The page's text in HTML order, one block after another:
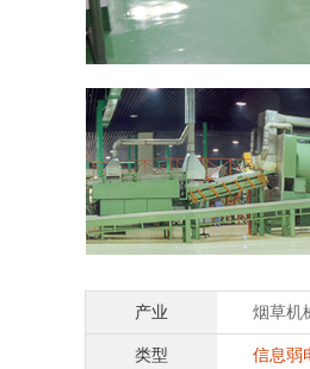
产业 烟草机
类型 信息弱